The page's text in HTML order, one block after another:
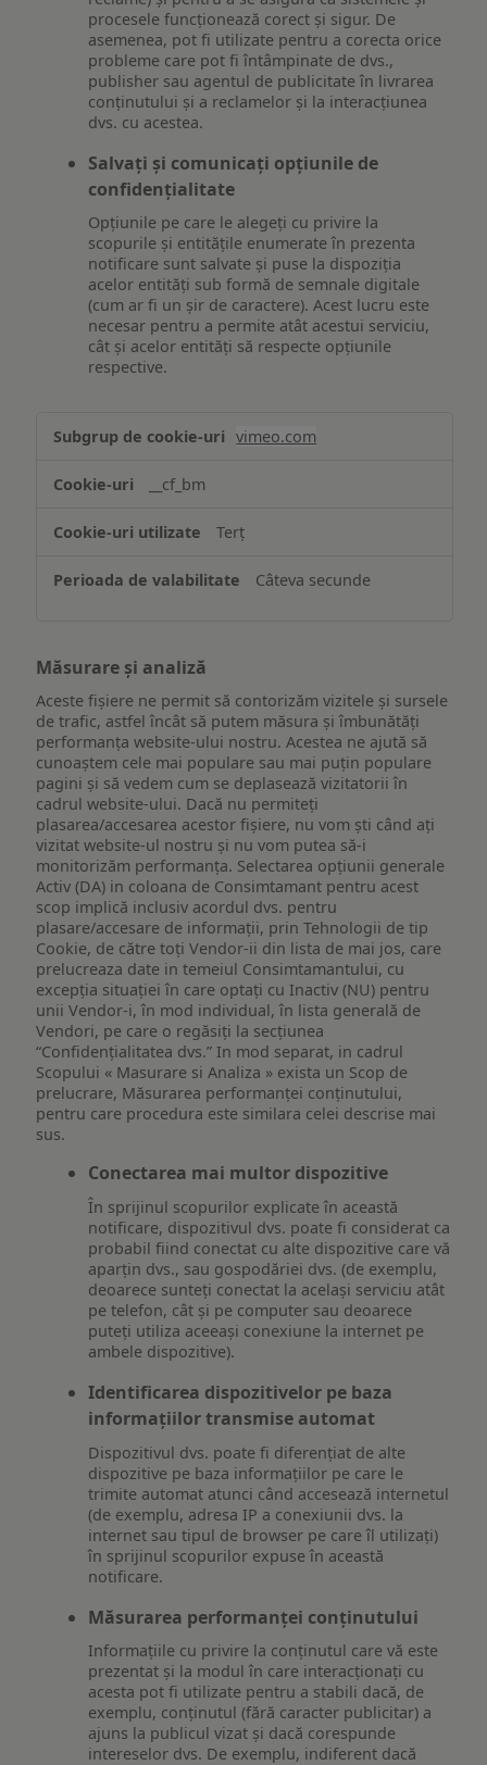
procesele funcționează corect și sigur. De
asemenea, pot fi utilizate pentru a corecta orice
probleme care pot fi întâmpinate de dvs.,
publisher sau agentul de publicitate în livrarea
conținutului și a reclamelor și la interacțiunea
dvs. cu acestea.
Salvați și comunicați opțiunile de
confidențialitate
Opțiunile pe care le alegeți cu privire la
scopurile și entitățile enumerate în prezenta
notificare sunt salvate și puse la dispoziția
acelor entități sub formă de semnale digitale
(cum ar fi un șir de caractere). Acest lucru este
necesar pentru a permite atât acestui serviciu,
cât și acelor entități să respecte opțiunile
respective.
Asigurarea
funcționalităților
website-
ului
vimeo.com
__cf_bm
Terț
Câteva secunde
Măsurare și analiză
Aceste fișiere ne permit să contorizăm vizitele și sursele
de trafic, astfel încât să putem măsura și îmbunătăți
performanța website-ului nostru. Acestea ne ajută să
cunoaștem cele mai populare sau mai puțin populare
pagini și să vedem cum se deplasează vizitatorii în
cadrul website-ului. Dacă nu permiteți
plasarea/accesarea acestor fișiere, nu vom ști când ați
vizitat website-ul nostru și nu vom putea să-i
monitorizăm performanța. Selectarea opțiunii generale
Activ (DA) in coloana de Consimtamant pentru acest
scop implică inclusiv acordul dvs. pentru
plasare/accesare de informații, prin Tehnologii de tip
Cookie, de către toți Vendor-ii din lista de mai jos, care
prelucreaza date in temeiul Consimtamantului, cu
excepția situației în care optați cu Inactiv (NU) pentru
unii Vendor-i, în mod individual, în lista generală de
Vendori, pe care o regăsiți la secțiunea
“Confidențialitatea dvs.” In mod separat, in cadrul
Scopului « Masurare si Analiza » exista un Scop de
prelucrare, Măsurarea performanței conținutului,
pentru care procedura este similara celei descrise mai
sus.
Conectarea mai multor dispozitive
În sprijinul scopurilor explicate în această
notificare, dispozitivul dvs. poate fi considerat ca
probabil fiind conectat cu alte dispozitive care vă
aparțin dvs., sau gospodăriei dvs. (de exemplu,
deoarece sunteți conectat la același serviciu atât
pe telefon, cât și pe computer sau deoarece
puteți utiliza aceeași conexiune la internet pe
ambele dispozitive).
Identificarea dispozitivelor pe baza
informațiilor transmise automat
Dispozitivul dvs. poate fi diferențiat de alte
dispozitive pe baza informațiilor pe care le
trimite automat atunci când accesează internetul
(de exemplu, adresa IP a conexiunii dvs. la
internet sau tipul de browser pe care îl utilizați)
în sprijinul scopurilor expuse în această
notificare.
Măsurarea performanței conținutului
Informațiile cu privire la conținutul care vă este
prezentat și la modul în care interacționați cu
acesta pot fi utilizate pentru a stabili dacă, de
exemplu, conținutul (fără caracter publicitar) a
ajuns la publicul vizat și dacă corespunde
intereselor dvs. De exemplu, indiferent dacă